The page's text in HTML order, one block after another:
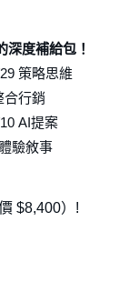
度補給包！
策略思維
合行銷
AI提案
驗敘事
$8,400）!